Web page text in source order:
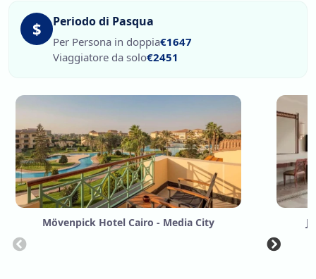
$ Periodo di Pasqua
Per Persona in doppia€1647
Viaggiatore da solo€2451
Mövenpick Hotel Cairo - Media City